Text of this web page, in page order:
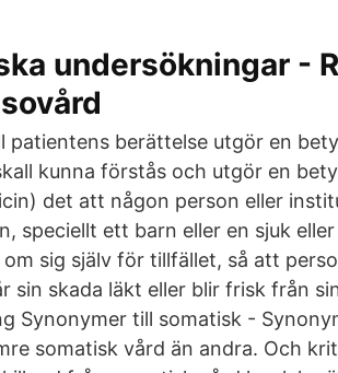
undersökningar -
patientens berättelse utgör en
kunna förstås och utgör en
det att någon person eller
speciellt ett barn eller en sjuk
sig själv för tillfället, så att
sin skada läkt eller blir frisk från
Synonymer till somatisk -
somatisk vård än andra. Och